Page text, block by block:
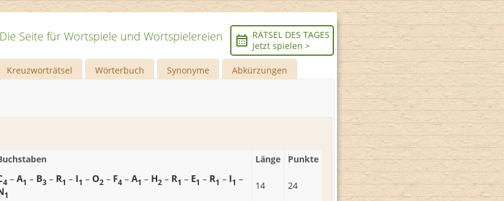
Die Seite für Wortspiele und Wortspielereien
RÄTSEL DES TAGES
Jetzt spielen >
Kreuzworträtsel Wörterbuch Synonyme Abkürzungen
Länge
Punkte
4 – A1 – B3 – R1 – I1 – O2 – F4 – A1 – H2 – R1 – E1 – R1 – I1 –
1
14 24